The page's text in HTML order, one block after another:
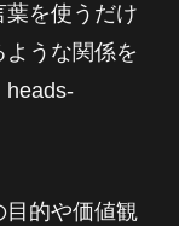
を使うだけ
うな関係を
heads-
目的や価値観